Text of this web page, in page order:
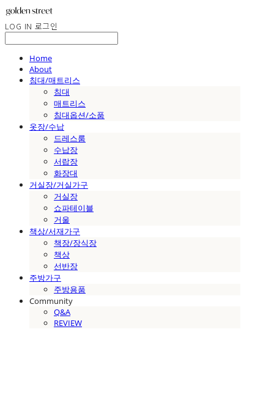
LOG IN 로그인
Home
About
침대/매트리스
침대
매트리스
침대옵션/소품
옷장/수납
드레스룸
수납장
서랍장
화장대
거실장/거실가구
거실장
쇼파테이블
거울
책상/서재가구
책장/장식장
책상
선반장
주방가구
주방용품
Community
Q&A
REVIEW